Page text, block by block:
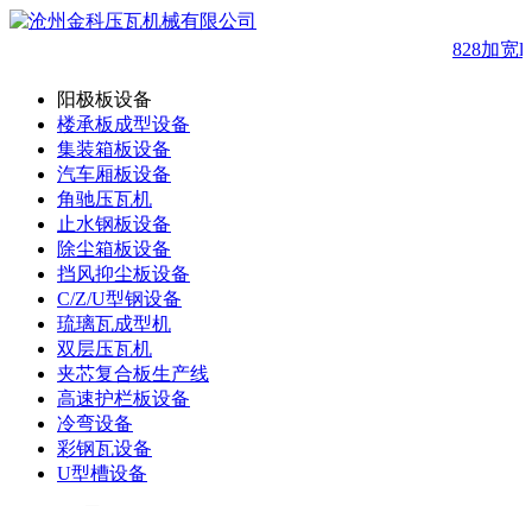
828加宽l
阳极板设备
楼承板成型设备
集装箱板设备
汽车厢板设备
角驰压瓦机
止水钢板设备
除尘箱板设备
挡风抑尘板设备
C/Z/U型钢设备
琉璃瓦成型机
双层压瓦机
夹芯复合板生产线
高速护栏板设备
冷弯设备
彩钢瓦设备
U型槽设备